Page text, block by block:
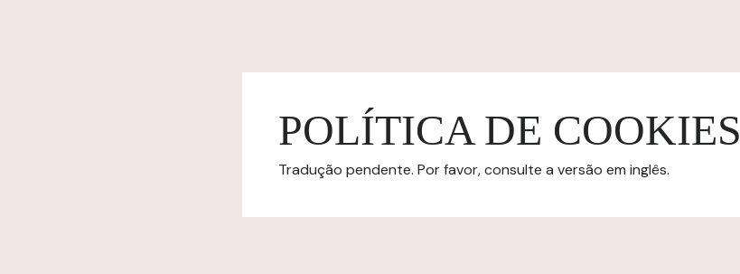
POLÍTICA DE COOKIES
Tradução pendente. Por favor, consulte a versão em inglês.